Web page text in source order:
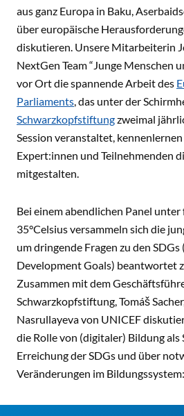
aus ganz Europa in Baku,
über europäische
diskutieren. Unsere Mitarbeiterin
NextGen Team “Junge Menschen
vor Ort die spannende Arbeit des
Parliaments, das unter der
Schwarzkopfstiftungzweimal
Session veranstaltet,
Expert:innen und Teilnehmenden
mitgestalten.
Bei einem abendlichen Panel
35°Celsius versammeln sich die
um dringende Fragen zu den SDGs
Development Goals) beantwortet
Zusammen mit dem
Schwarzkopfstiftung, Tomáš
Nasrullayeva von UNICEF
die Rolle von (digitaler) Bildung als
Erreichung der SDGs und über
Veränderungen im Bildungssystem: